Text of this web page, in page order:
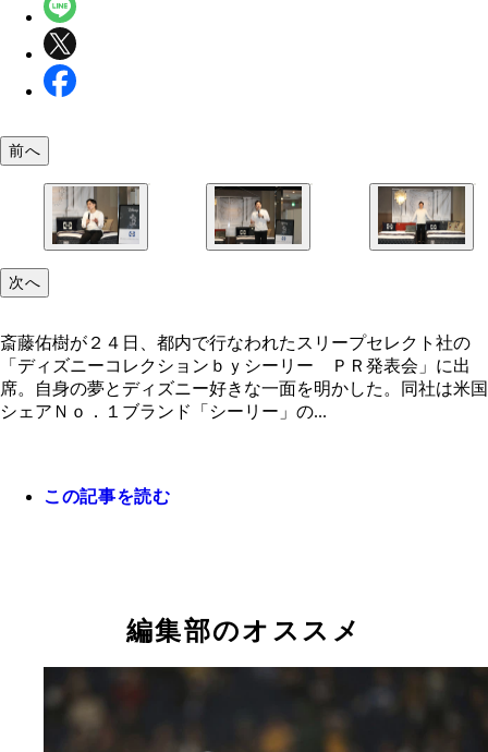
前へ
次へ
斎藤佑樹が２４日、都内で行なわれたスリープセレクト社の
「ディズニーコレクションｂｙシーリー ＰＲ発表会」に出
席。自身の夢とディズニー好きな一面を明かした。同社は米国
シェアＮｏ．１ブランド「シーリー」の...
この記事を読む
編集部のオススメ